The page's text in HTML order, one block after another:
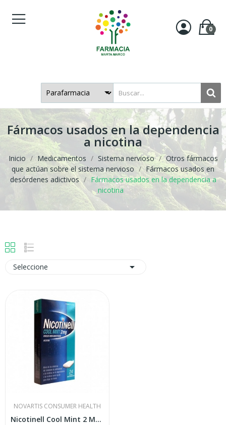
0
Fármacos usados en la dependencia
a nicotina
Inicio Medicamentos Sistema nervioso
Otros fármacos
que actúan sobre el sistema nervioso
Fármacos usados en
desórdenes adictivos
Fármacos usados en la dependencia a
nicotina
Seleccione 
NOVARTIS CONSUMER HEALTH
Nicotinell Cool Mint 2 Mg 24 Chicles...